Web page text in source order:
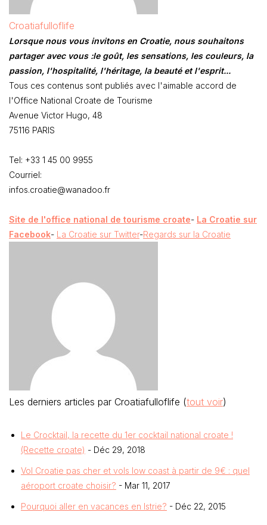
Croatiafulloflife
Lorsque nous vous invitons en Croatie, nous souhaitons
partager avec vous :le goût, les sensations, les couleurs, la
passion, l'hospitalité, l'héritage, la beauté et l'esprit...
Tous ces contenus sont publiés avec l'aimable accord de
l'Office National Croate de Tourisme
Avenue Victor Hugo, 48
75116 PARIS
Tel: +33 1 45 00 9955
Courriel:
infos.croatie@wanadoo.fr
Site de l'office national de tourisme croate- La Croatie sur
Facebook- La Croatie sur Twitter-Regards sur la Croatie
Les derniers articles par Croatiafulloflife (tout voir)
Le Crocktail, la recette du 1er cocktail national croate !
(Recette croate) - Déc 29, 2018
Vol Croatie pas cher et vols low coast à partir de 9€ : quel
aéroport croate choisir? - Mar 11, 2017
Pourquoi aller en vacances en Istrie? - Déc 22, 2015